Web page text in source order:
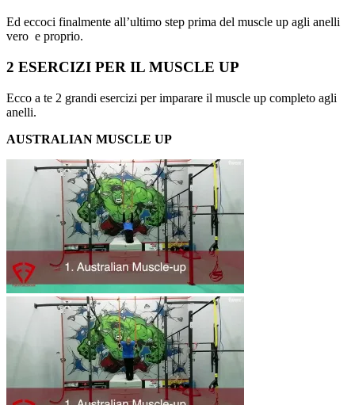
Ed eccoci finalmente all’ultimo step prima del muscle up agli anelli
vero e proprio.
2 ESERCIZI PER IL MUSCLE UP
Ecco a te 2 grandi esercizi per imparare il muscle up completo agli
anelli.
AUSTRALIAN MUSCLE UP